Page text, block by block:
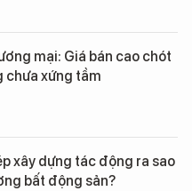
mại: Giá bán cao chót
chưa xứng tầm
xây dựng tác động ra sao
bất động sản?